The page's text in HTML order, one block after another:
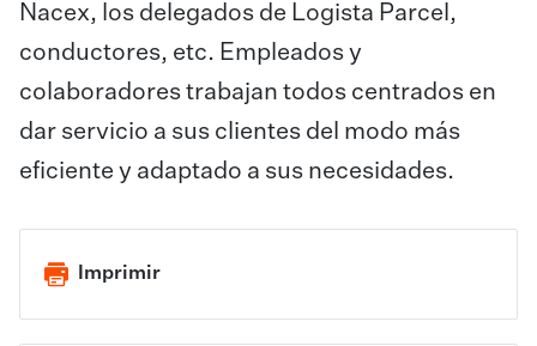
Nacex, los delegados de Logista Parcel,
conductores, etc. Empleados y
colaboradores trabajan todos centrados en
dar servicio a sus clientes del modo más
eficiente y adaptado a sus necesidades.
Imprimir